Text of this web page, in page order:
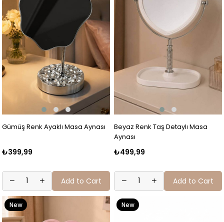
Gümüş Renk Ayaklı Masa Aynası
₺399,99
Add to Cart
Beyaz Renk Taş Detaylı Masa
Aynası
₺499,99
Add to Cart
New
Item
New